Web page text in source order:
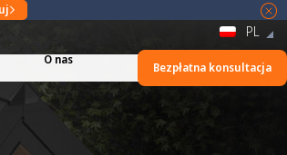
PL
O nas
Bezpłatna konsultacja